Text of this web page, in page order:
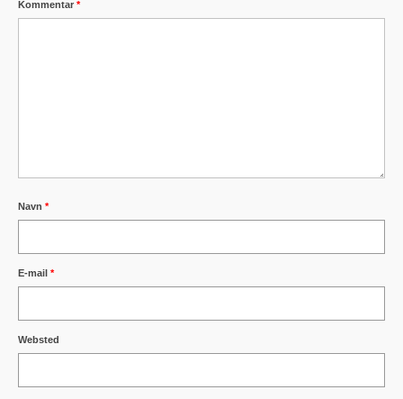
Glud Bibliotekskreds (Opløst)
Skjold Beboerforening
Om Glud
Kommentar *
Navn *
E-mail *
Websted